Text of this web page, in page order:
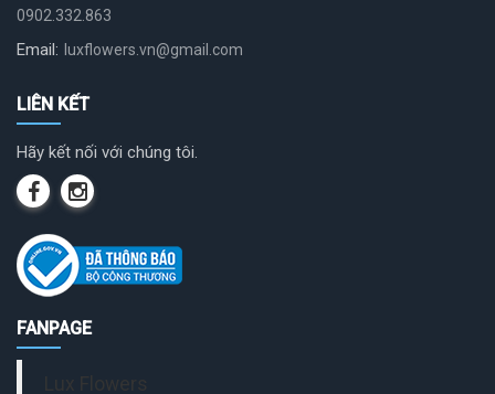
0902.332.863
Email: luxflowers.vn@gmail.com
LIÊN KẾT
Hãy kết nối với chúng tôi.
FANPAGE
Lux Flowers